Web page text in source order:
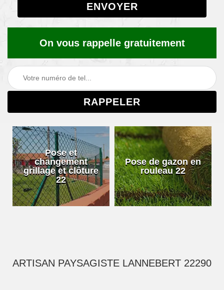
On vous rappelle gratuitement
Pose et
changement
grillage et clôture
22
Pose de gazon en
rouleau 22
ARTISAN PAYSAGISTE LANNEBERT 22290